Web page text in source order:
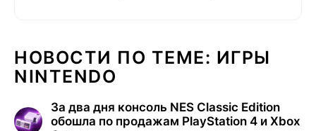
НОВОСТИ ПО ТЕМЕ: ИГРЫ
NINTENDO
За два дня консоль NES Classic Edition
обошла по продажам PlayStation 4 и Xbox